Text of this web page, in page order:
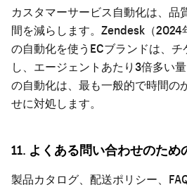
カスタマーサービス自動化は、品
間を減らします。Zendesk（2024
の自動化を使うECブランドは、
し、エージェントあたり3倍多い
の自動化は、最も一般的で時間の
せに対処します。
11. よくある問い合わせのため
製品カタログ、配送ポリシー、